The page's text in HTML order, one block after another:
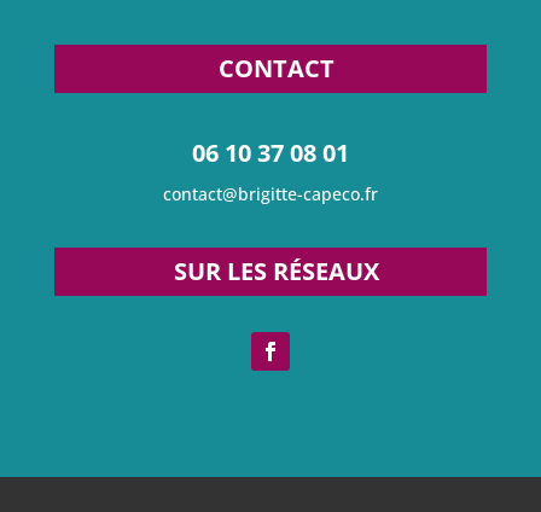
CONTACT
06 10 37 08 01
contact@brigitte-capeco.fr
SUR LES RÉSEAUX